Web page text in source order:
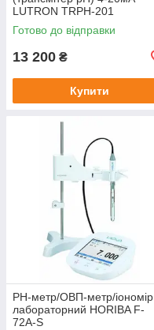
LUTRON TRPH-201
Готово до відправки
13 200 ₴
Купити
PH-метр/ОВП-метр/іономір
лабораторний HORIBA F-
72A-S